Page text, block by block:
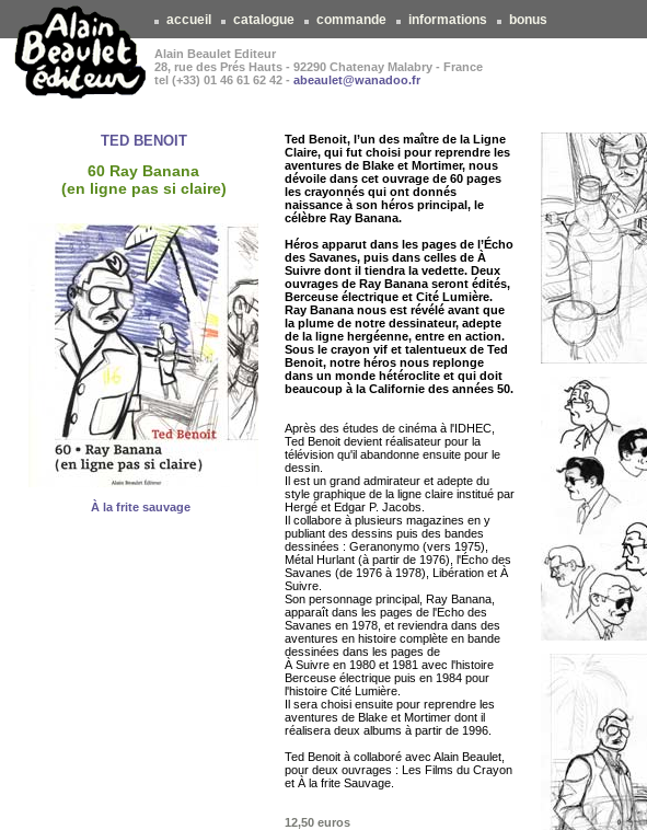
accueil catalogue commande informations bonus
Alain Beaulet Editeur
28, rue des Prés Hauts - 92290 Chatenay Malabry - France
tel (+33) 01 46 61 62 42 - abeaulet@wanadoo.fr
TED BENOIT
60 Ray Banana
(en ligne pas si claire)
À la frite sauvage
Ted Benoit, l’un des maître de la Ligne
Claire, qui fut choisi pour reprendre les
aventures de Blake et Mortimer, nous
dévoile dans cet ouvrage de 60 pages
les crayonnés qui ont donnés
naissance à son héros principal, le
célèbre Ray Banana.
Héros apparut dans les pages de l’Écho
des Savanes, puis dans celles de À
Suivre dont il tiendra la vedette. Deux
ouvrages de Ray Banana seront édités,
Berceuse électrique et Cité Lumière.
Ray Banana nous est révélé avant que
la plume de notre dessinateur, adepte
de la ligne hergéenne, entre en action.
Sous le crayon vif et talentueux de Ted
Benoit, notre héros nous replonge
dans un monde hétéroclite et qui doit
beaucoup à la Californie des années 50.
Après des études de cinéma à l'IDHEC,
Ted Benoit devient réalisateur pour la
télévision qu'il abandonne ensuite pour le
dessin.
Il est un grand admirateur et adepte du
style graphique de la ligne claire institué par
Hergé et Edgar P. Jacobs.
Il collabore à plusieurs magazines en y
publiant des dessins puis des bandes
dessinées : Geranonymo (vers 1975),
Métal Hurlant (à partir de 1976), l'Écho des
Savanes (de 1976 à 1978), Libération et À
Suivre.
Son personnage principal, Ray Banana,
apparaît dans les pages de l'Echo des
Savanes en 1978, et reviendra dans des
aventures en histoire complète en bande
dessinées dans les pages de
À Suivre en 1980 et 1981 avec l'histoire
Berceuse électrique puis en 1984 pour
l'histoire Cité Lumière.
Il sera choisi ensuite pour reprendre les
aventures de Blake et Mortimer dont il
réalisera deux albums à partir de 1996.
Ted Benoit à collaboré avec Alain Beaulet,
pour deux ouvrages : Les Films du Crayon
et À la frite Sauvage.
12,50 euros